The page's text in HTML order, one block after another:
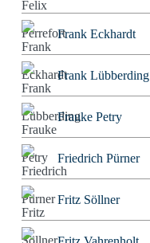
Frank Eckhardt
Frank Lübberding
Frauke Petry
Friedrich Pürner
Fritz Söllner